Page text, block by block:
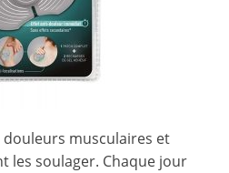
douleurs musculaires et
les soulager. Chaque jour